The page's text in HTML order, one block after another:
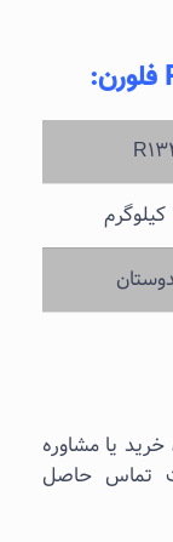
فلورن:
خرید یا مشاوره
تماس حاصل